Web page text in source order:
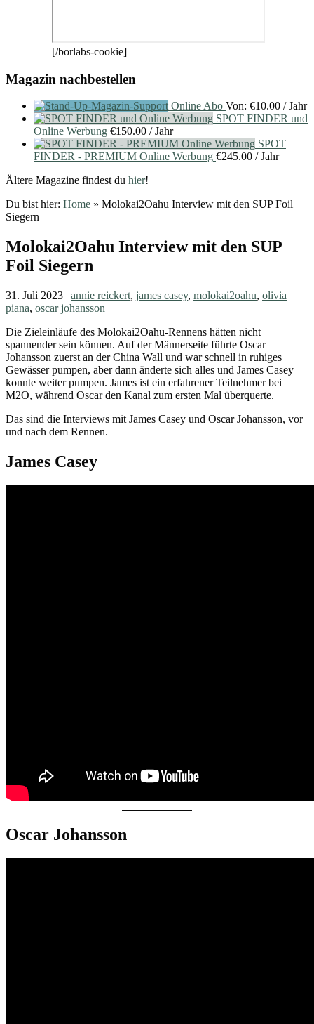
[/borlabs-cookie]
Magazin nachbestellen
Online Abo Von: €10.00 / Jahr
SPOT FINDER und
Online Werbung €150.00 / Jahr
SPOT
FINDER - PREMIUM Online Werbung €245.00 / Jahr
Ältere Magazine findest du hier!
Du bist hier: Home » Molokai2Oahu Interview mit den SUP Foil
Siegern
Molokai2Oahu Interview mit den SUP
Foil Siegern
31. Juli 2023 | annie reickert, james casey, molokai2oahu, olivia
piana, oscar johansson
Die Zieleinläufe des Molokai2Oahu-Rennens hätten nicht
spannender sein können. Auf der Männerseite führte Oscar
Johansson zuerst an der China Wall und war schnell in ruhiges
Gewässer pumpen, aber dann änderte sich alles und James Casey
konnte weiter pumpen. James ist ein erfahrener Teilnehmer bei
M2O, während Oscar den Kanal zum ersten Mal überquerte.
Das sind die Interviews mit James Casey und Oscar Johansson, vor
und nach dem Rennen.
James Casey
Oscar Johansson